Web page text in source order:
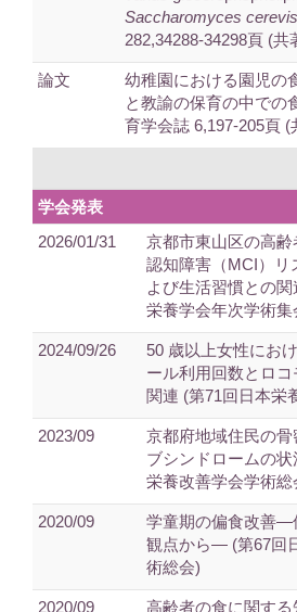
Saccharomyces
282,34288-34298頁 (共
論文
幼稚園における園児の
と教諭の保育の中での
育学会誌 6,197-205頁 (
学会発表
2026/01/31
京都市東山区の高
認知障害（MCI）リ
よび生活習慣との
栄養学会年次学術集
2024/09/26
50 歳以上女性にお
ール利用回数とロ
関連 (第71回日本栄
2023/09
京都府地域住民の
ブシンドロームの
栄養改善学会学術総
2020/09
学童期の偏食改善―
観点から― (第67回
術総会)
2020/09
高齢者の食に関す